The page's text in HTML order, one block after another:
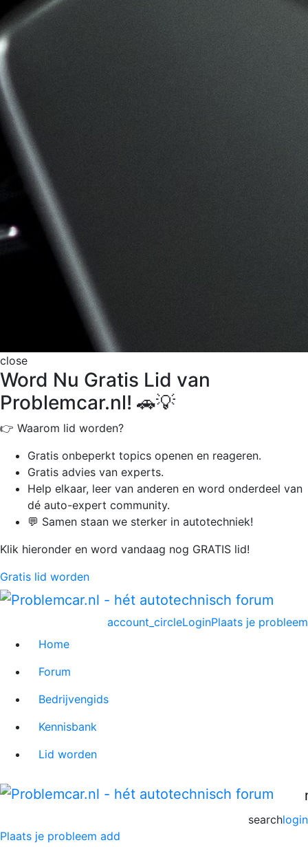
close
Word Nu Gratis Lid van
Problemcar.nl! 🚗💡
👉 Waarom lid worden?
Gratis onbeperkt topics openen en reageren.
Gratis advies van experts.
Help elkaar, leer van anderen en word onderdeel van
dé auto-expert community.
💬 Samen staan we sterker in autotechniek!
Klik hieronder en word vandaag nog GRATIS lid!
Gratis lid worden
Plaats je probleem
account_circleLogin
Home
Forum
Bedrijvengids
Kennisbank
Lid worden
login
search
Plaats je probleem add